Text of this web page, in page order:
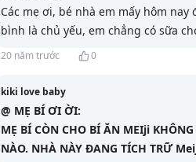
Các mẹ ơi, bé nhà em mấy hôm
bình là chủ yếu, em chẳng có sữa
20 năm trước 0
kiki love baby
@ MẸ BÍ ƠI ỜI:
MẸ BÍ CÒN CHO BÍ ĂN MEIji
NÀO. NHÀ NÀY ĐANG TÍCH TRỮ